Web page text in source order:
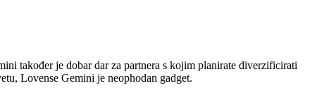
također je dobar dar za partnera s kojim planirate diverzificirati
Lovense Gemini je neophodan gadget.